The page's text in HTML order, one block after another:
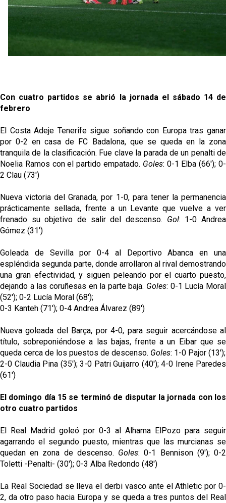
Previa | El Sevilla FC cierra la pretemporada con el
exigente choque ante el Bayer Leverkusen
Con cuatro partidos se abrió la jornada el sábado 14 de
febrero
El Costa Adeje Tenerife sigue soñando con Europa tras ganar
por 0-2 en casa de FC Badalona, que se queda en la zona
tranquila de la clasificación. Fue clave la parada de un penalti de
Noelia Ramos con el partido empatado. Goles: 0-1 Elba (66'); 0-
2 Clau (73')
Nueva victoria del Granada, por 1-0, para tener la permanencia
prácticamente sellada, frente a un Levante que vuelve a ver
frenado su objetivo de salir del descenso. Gol: 1-0 Andrea
Gómez (31')
Goleada de Sevilla por 0-4 al Deportivo Abanca en una
espléndida segunda parte, donde arrollaron al rival demostrando
una gran efectividad, y siguen peleando por el cuarto puesto,
dejando a las coruñesas en la parte baja. Goles: 0-1 Lucía Moral
(52'); 0-2 Lucía Moral (68');
0-3 Kanteh (71'); 0-4 Andrea Álvarez (89')
Nueva goleada del Barça, por 4-0, para seguir acercándose al
título, sobreponiéndose a las bajas, frente a un Eibar que se
queda cerca de los puestos de descenso. Goles: 1-0 Pajor (13');
2-0 Claudia Pina (35'); 3-0 Patri Guijarro (40'); 4-0 Irene Paredes
(61')
El domingo día 15 se terminó de disputar la jornada con los
otro cuatro partidos
El Real Madrid goleó por 0-3 al Alhama ElPozo para seguir
agarrando el segundo puesto, mientras que las murcianas se
quedan en zona de descenso. Goles: 0-1 Bennison (9'); 0-2
Toletti -Penalti- (30'); 0-3 Alba Redondo (48')
La Real Sociedad se lleva el derbi vasco ante el Athletic por 0-
2, da otro paso hacia Europa y se queda a tres puntos del Real